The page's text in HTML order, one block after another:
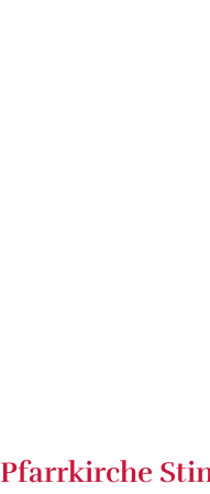
Pfarrkirche